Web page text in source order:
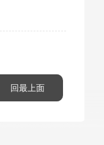
回最上面